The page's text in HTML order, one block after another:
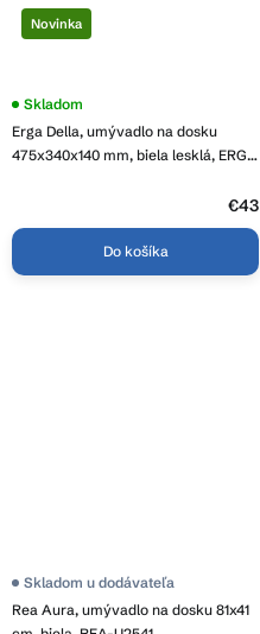
Novinka
Erga Della, umývadlo na dosku
475x340x140 mm, biela lesklá, ERG-
Skladom
€43
Do košíka
Rea Aura, umývadlo na dosku 81x41
Priemerné
produktu
Skladom u dodávateľa